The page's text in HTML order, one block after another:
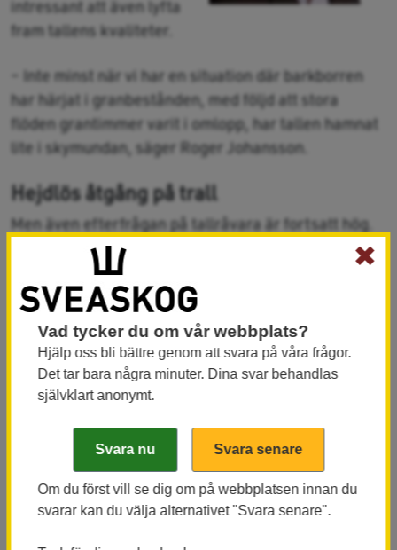
intressant att även lyfta
fram tallens kvaliteter.
– Inte minst när vi har en situation där barkborren
har härjat i granbestånden, med följd att stora
flöden grantimmer varit i omlopp, har tallen hamnat
lite i skymundan, säger Roger Johansson.
Hejdlös åtgång på trall
Men även efterfrågan på tallråvara är fortsatt hög.
Åtgången på impregnerat trallvirke till sommarens
altanbyggen beskrivs av bygghandeln som ”hejdlös”.
Även för möbler och inredningsdetaljer med synligt
trä, som golv och lister, har furan med sitt livligare
utseende fått ett kraftigt uppsving.
– Det finns alltså många skäl till man nu inte enbart
Johansson. Istället kan det vara ett lämpligt tillfälle
att planera för att avverka mera tall.
De redan höga virkespriserna blir dessutom ännu
✖
Vad tycker du om vår webbplats?
Hjälp oss bli bättre genom att svara på våra frågor.
Det tar bara några minuter. Dina svar behandlas
självklart anonymt.
Om du först vill se dig om på webbplatsen innan du
svarar kan du välja alternativet "Svara senare".